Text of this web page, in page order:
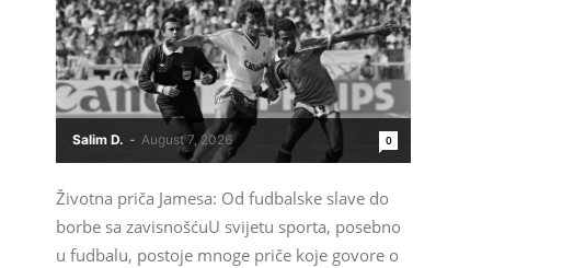
Salim D. - August 7, 2026 0
Životna priča Jamesa: Od fudbalske slave do
borbe sa zavisnošćuU svijetu sporta, posebno
u fudbalu, postoje mnoge priče koje govore o